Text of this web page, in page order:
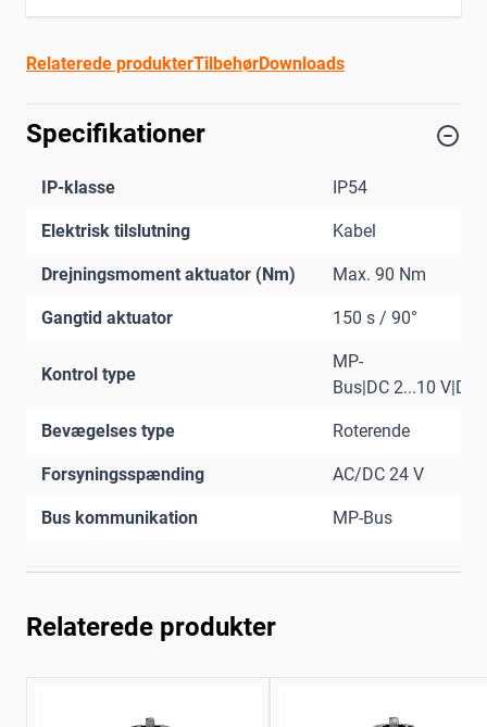
Relaterede produkterTilbehørDownloads
Specifikationer
IP-klasse IP54
Elektrisk tilslutning Kabel
Drejningsmoment aktuator (Nm) Max. 90 Nm
Gangtid aktuator 150 s / 90°
Kontrol type
MP-
Bus|DC 2...10 V|DC
Bevægelses type Roterende
Forsyningsspænding AC/DC 24 V
Bus kommunikation MP-Bus
Relaterede produkter